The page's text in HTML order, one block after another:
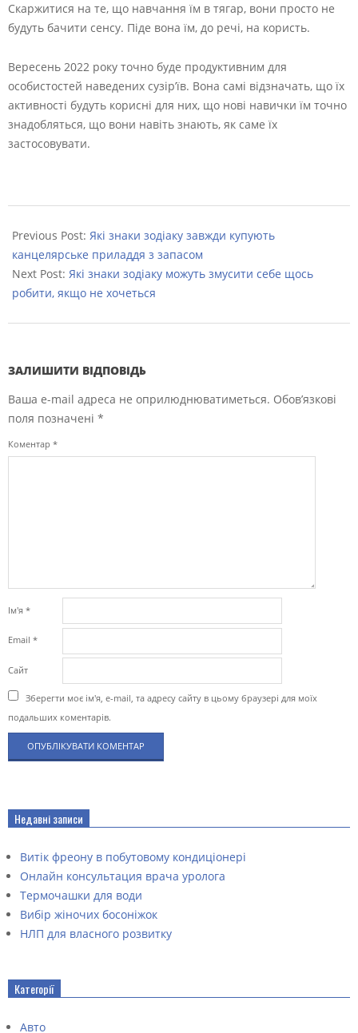
Скаржитися на те, що навчання їм в тягар, вони просто не
будуть бачити сенсу. Піде вона їм, до речі, на користь.
Вересень 2022 року точно буде продуктивним для
особистостей наведених сузір’їв. Вона самі відзначать, що їх
активності будуть корисні для них, що нові навички їм точно
знадобляться, що вони навіть знають, як саме їх
застосовувати.
09-
04
Previous Post: Які знаки зодіаку завжди купують
канцелярське приладдя з запасом
Next Post: Які знаки зодіаку можуть змусити себе щось
робити, якщо не хочеться
ЗАЛИШИТИ ВІДПОВІДЬ
Ваша e-mail адреса не оприлюднюватиметься. Обов’язкові
поля позначені *
Коментар *
Ім'я *
Email *
Сайт
Зберегти моє ім'я, e-mail, та адресу сайту в цьому браузері для моїх
подальших коментарів.
Недавні записи
Витік фреону в побутовому кондиціонері
Онлайн консультация врача уролога
Термочашки для води
Вибір жіночих босоніжок
НЛП для власного розвитку
Категорії
Авто